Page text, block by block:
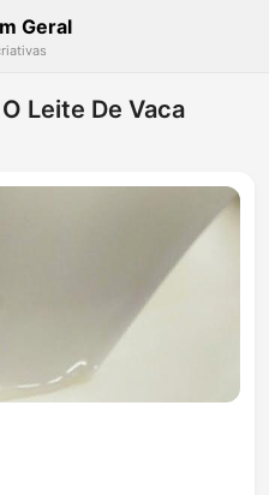
Geral
Leite De Vaca